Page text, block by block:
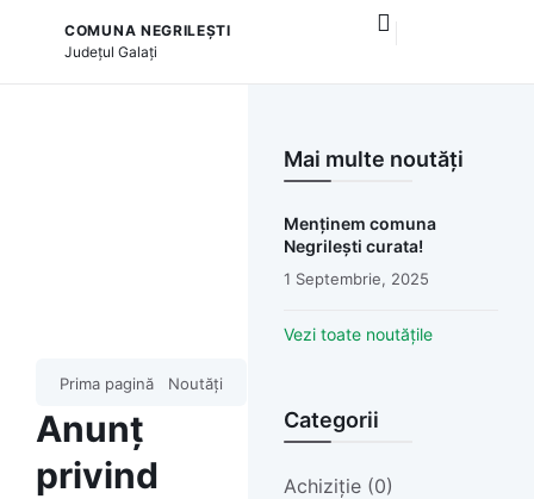
COMUNA NEGRILEȘTI
Județul Galați
Prima pagină Noutăți
Anunț
privind
Mai multe noutăți
Menținem comuna
Negrilești curata!
1 Septembrie, 2025
Vezi toate noutățile
Categorii
Achiziție (0)